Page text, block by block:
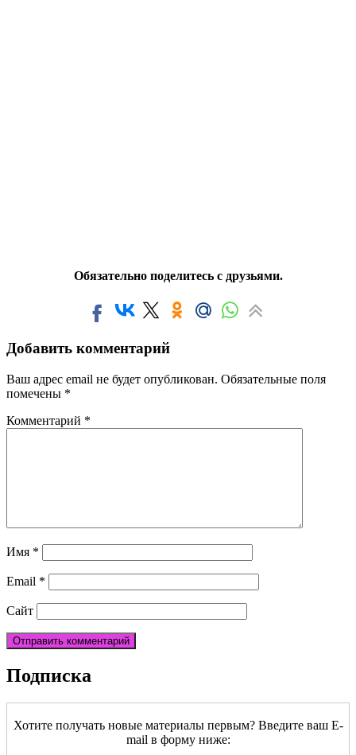
Обязательно поделитесь с друзьями.
Добавить комментарий
Ваш адрес email не будет опубликован. Обязательные поля
помечены *
Комментарий *
Имя *
Email *
Сайт
Подписка
Хотите получать новые материалы первым? Введите ваш E-
mail в форму ниже: